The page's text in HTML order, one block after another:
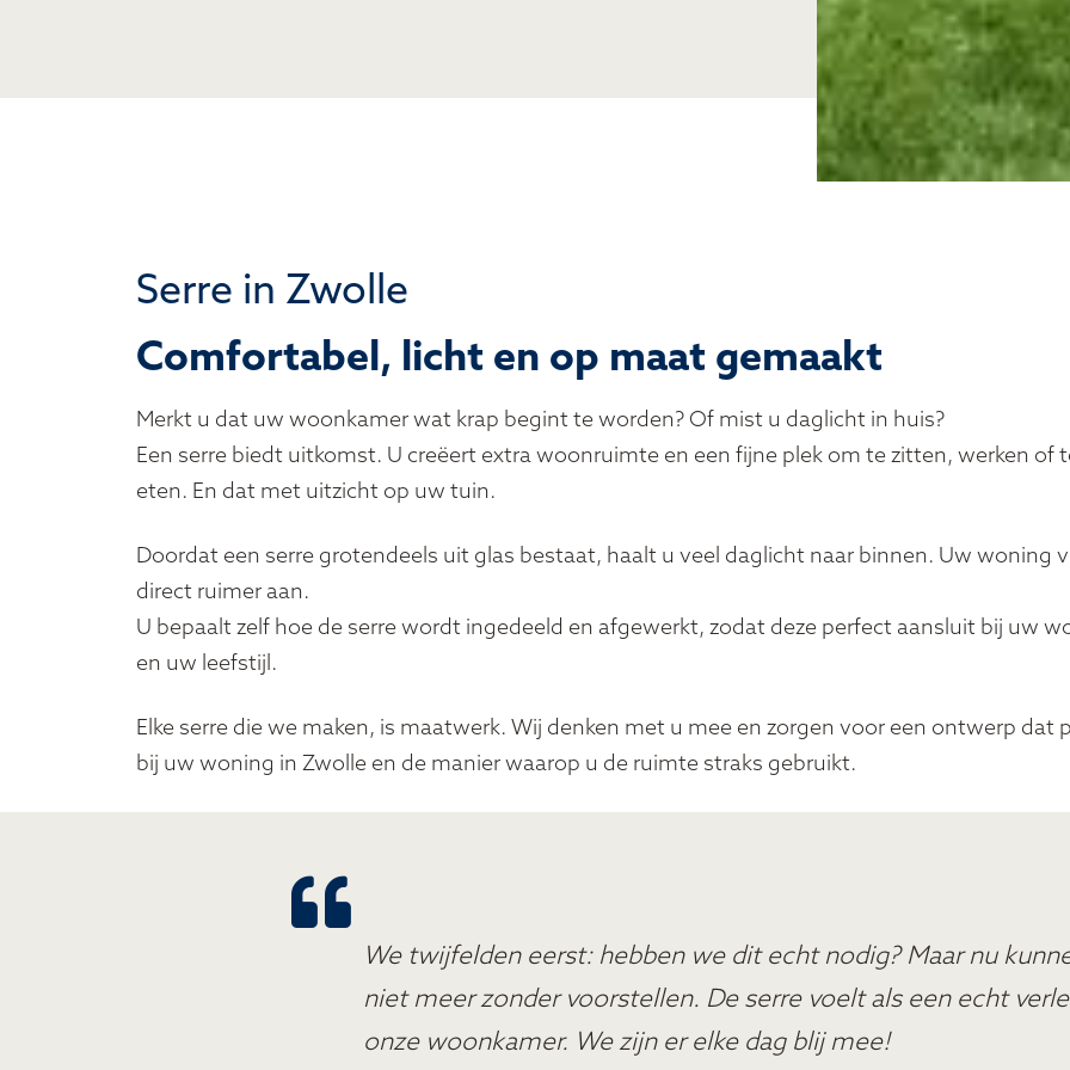
Serre in Zwolle
Comfortabel, licht en op maat gemaakt
Merkt u dat uw woonkamer wat krap begint te worden? Of mist u daglicht in huis?
Een serre biedt uitkomst. U creëert extra woonruimte en een fijne plek om te zitten, werken of
eten. En dat met uitzicht op uw tuin.
Doordat een serre grotendeels uit glas bestaat, haalt u veel daglicht naar binnen. Uw woning
direct ruimer aan.
U bepaalt zelf hoe de serre wordt ingedeeld en afgewerkt, zodat deze perfect aansluit bij uw
en uw leefstijl.
Elke serre die we maken, is maatwerk. Wij denken met u mee en zorgen voor een ontwerp dat
bij uw woning in Zwolle en de manier waarop u de ruimte straks gebruikt.
We twijfelden eerst: hebben we dit echt nodig? Maar nu
niet meer zonder voorstellen. De serre voelt als een echt
onze woonkamer. We zijn er elke dag blij mee!